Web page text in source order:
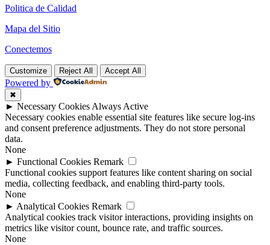
Politica de Calidad
Mapa del Sitio
Conectemos
Customize Reject All Accept All
Powered by
✖
► Necessary Cookies Always Active
Necessary cookies enable essential site features like secure log-ins
and consent preference adjustments. They do not store personal
data.
None
► Functional Cookies Remark
Functional cookies support features like content sharing on social
media, collecting feedback, and enabling third-party tools.
None
► Analytical Cookies Remark
Analytical cookies track visitor interactions, providing insights on
metrics like visitor count, bounce rate, and traffic sources.
None